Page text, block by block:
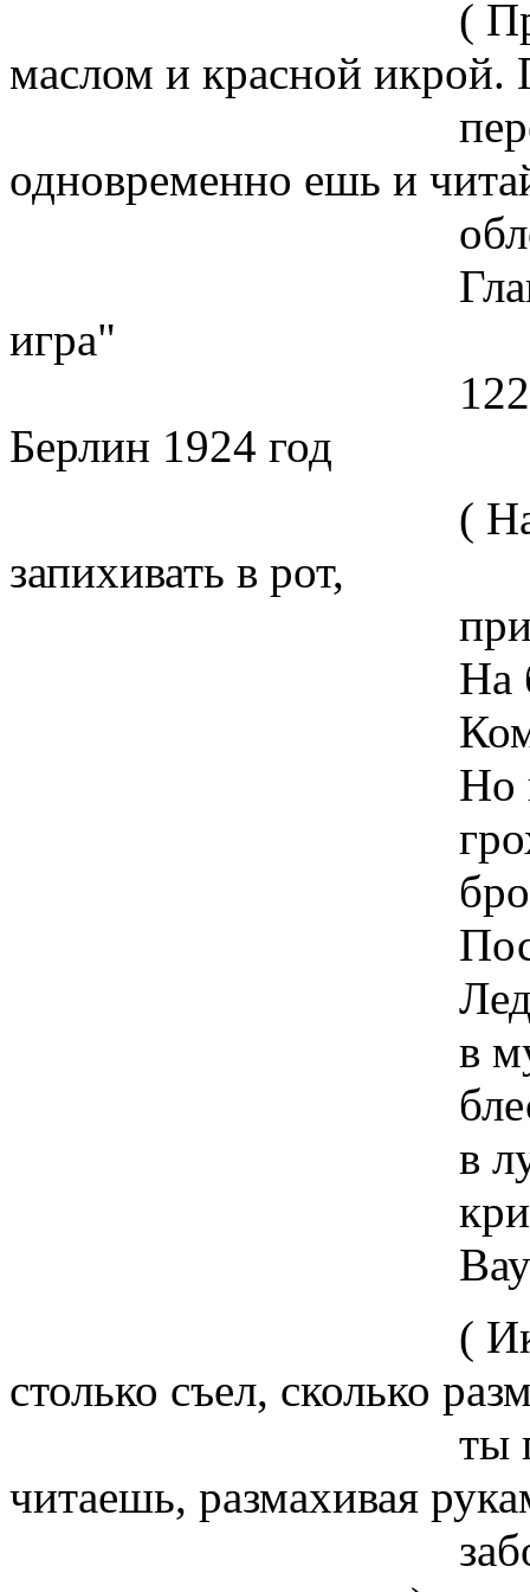
( Приготовь
маслом и красной
перед
одновременно ешь и
облож-
Глава из
игра"
122
Берлин 1924 год
( Начинай
запихивать в рот,
при этом
На белом
Командоре
Но всех нас в
грохот и вой
бросил друг
Посыпалась
Леди Астор -
в муке и
блеснули
в лучах
крикнула: -
Вау - вау
( Икра
столько съел, сколько
ты
читаешь, размахивая
забо-тясь, что